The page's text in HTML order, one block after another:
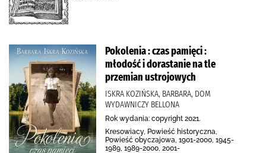
Pokolenia : czas pamięci :
młodość i dorastanie na tle
przemian ustrojowych
ISKRA KOZIŃSKA, BARBARA, DOM
WYDAWNICZY BELLONA
Rok wydania: copyright 2021.
Kresowiacy, Powieść historyczna,
Powieść obyczajowa, 1901-2000, 1945-
1989, 1989-2000, 2001-